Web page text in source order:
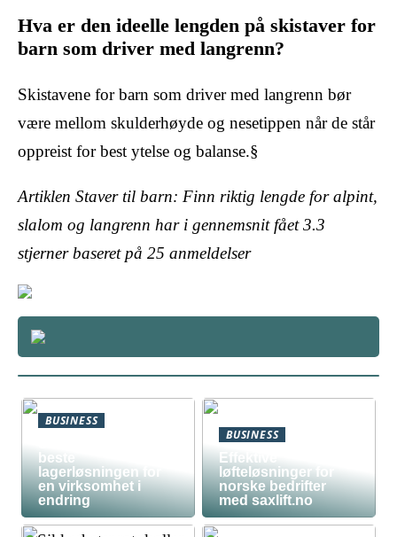
Hva er den ideelle lengden på skistaver for
barn som driver med langrenn?
Skistavene for barn som driver med langrenn bør
være mellom skulderhøyde og nesetippen når de står
oppreist for best ytelse og balanse.§
Artiklen Staver til barn: Finn riktig lengde for alpint,
slalom og langrenn har i gennemsnit fået3.3
stjerner baseret på 25 anmeldelser
BUSINESS
beste
lagerløsningen for
en virksomhet i
endring
BUSINESS
Effektive
løfteløsninger for
norske bedrifter
med saxlift.no